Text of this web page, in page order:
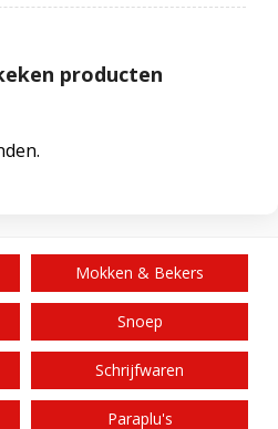
producten
Mokken & Bekers
Snoep
Schrijfwaren
Paraplu's